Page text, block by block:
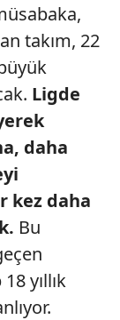
takım, 22
Ligde
daha
kez daha
Bu
yıllık